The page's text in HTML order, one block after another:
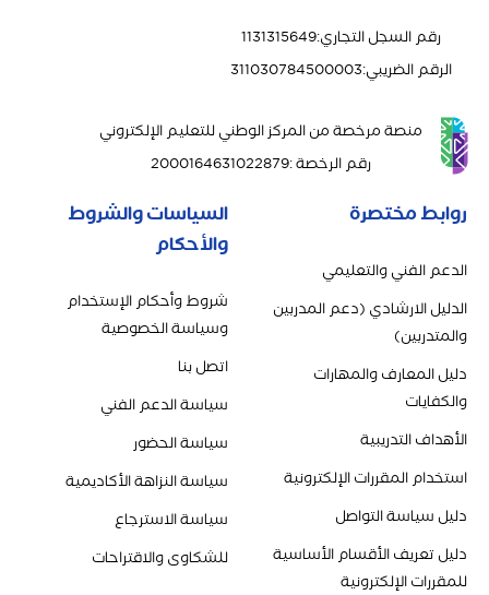
رقم السجل التجاري:
1131315649
الرقم الضريبي:
311030784500003
منصة مرخصة من المركز الوطني للتعليم الإلكتروني
رقم الرخصة:
2000164631022879
روابط مختصرة
الدعم الفني والتعليمي
الدليل الارشادي (دعم المدربين
والمتدربين)
دليل المعارف والمهارات
والكفايات
الأهداف التدريبية
استخدام المقررات الإلكترونية
دليل سياسة التواصل
دليل تعريف الأقسام الأساسية
للمقررات الإلكترونية
السياسات والشروط
والأحكام
شروط وأحكام الإستخدام
وسياسة الخصوصية
اتصل بنا
سياسة الدعم الفني
سياسة الحضور
سياسة النزاهة الأكاديمية
سياسة الاسترجاع
للشكاوى والاقتراحات